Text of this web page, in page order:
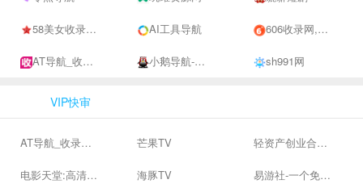
58美女收录网-自动收录网站-流量交换-自动链 AI工具导航 606收录网,免费自动秒收录网址,提供自动收录,网站导航大全源码,自动链,友情链接交换。
AT导航_收录网_免费收录网站_自动收录网_秒收录 小鹅导航-网站收录-自动收录网-网址收录-自动秒收录 sh991网
VIP快审
AT导航_收录网_免费收录网站_自动收录网_秒收录 芒果TV 轻资产创业合集、私域引流服务、抖音有效粉丝
电影天堂:高清电影下载,高品质生活 海豚TV 易游社-一个免费二次元游戏分享社区